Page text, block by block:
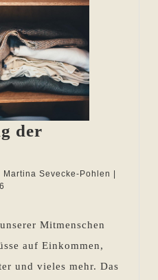
der
Martina Sevecke-Pohlen Martina
Mitmenschen
auf Einkommen,
und vieles mehr. Das